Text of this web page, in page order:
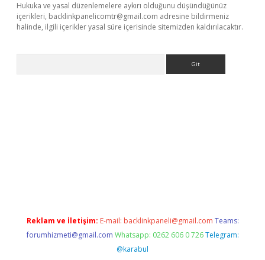
Hukuka ve yasal düzenlemelere aykırı olduğunu düşündüğünüz
içerikleri, backlinkpanelicomtr@gmail.com adresine bildirmeniz
halinde, ilgili içerikler yasal süre içerisinde sitemizden kaldırılacaktır.
Reklam ve İletişim: E-mail: backlinkpaneli@gmail.com Teams:
forumhizmeti@gmail.com Whatsapp: 0262 606 0 726 Telegram:
@karabul